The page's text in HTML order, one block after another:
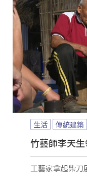
生活 傳統建築
竹藝師李天
工藝家拿起柴刀